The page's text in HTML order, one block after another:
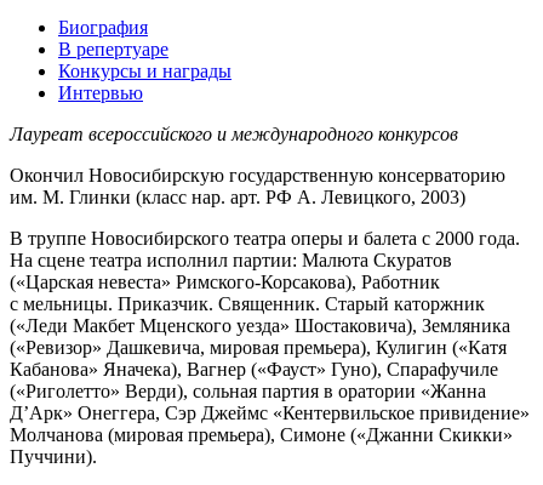
Биография
В репертуаре
Конкурсы и награды
Интервью
Лауреат всероссийского и международного конкурсов
Окончил Новосибирскую государственную консерваторию
им. М. Глинки (класс нар. арт. РФ А. Левицкого, 2003)
В труппе Новосибирского театра оперы и балета с 2000 года.
На сцене театра исполнил партии: Малюта Скуратов
(«Царская невеста» Римского-Корсакова), Работник
с мельницы. Приказчик. Священник. Старый каторжник
(«Леди Макбет Мценского уезда» Шостаковича), Земляника
(«Ревизор» Дашкевича, мировая премьера), Кулигин («Катя
Кабанова» Яначека), Вагнер («Фауст» Гуно), Спарафучиле
(«Риголетто» Верди), сольная партия в оратории «Жанна
Д’Арк» Онеггера, Сэр Джеймс «Кентервильское привидение»
Молчанова (мировая премьера), Симоне («Джанни Скикки»
Пуччини).